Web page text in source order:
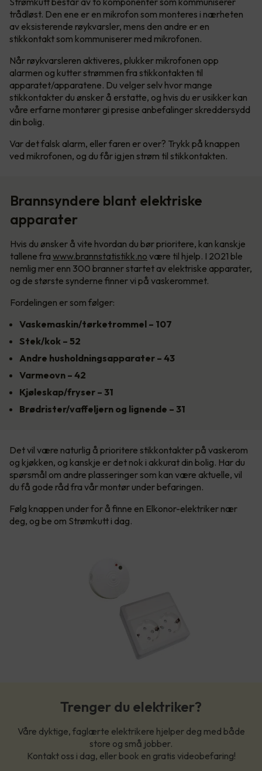
trådløst. Den ene er en mikrofon som monteres i nærheten
av eksisterende røykvarsler, mens den andre er en
stikkontakt som kommuniserer med mikrofonen.
Når røykvarsleren aktiveres, plukker mikrofonen opp
alarmen og kutter strømmen fra stikkontakten til
apparatet/apparatene. Du velger selv hvor mange
stikkontakter du ønsker å erstatte, og hvis du er usikker kan
våre erfarne montører gi presise anbefalinger skreddersydd
din bolig.
Var det falsk alarm, eller faren er over? Trykk på knappen
ved mikrofonen, og du får igjen strøm til stikkontakten.
Brannsyndere blant elektriske
apparater
Hvis du ønsker å vite hvordan du bør prioritere, kan kanskje
tallene fra www.brannstatistikk.no være til hjelp. I 2021 ble
nemlig mer enn 300 branner startet av elektriske apparater,
og de største synderne finner vi på vaskerommet.
Fordelingen er som følger:
Vaskemaskin/tørketrommel – 107
Stek/kok – 52
Andre husholdningsapparater – 43
Varmeovn – 42
Kjøleskap/fryser – 31
Brødrister/vaffeljern og lignende – 31
Det vil være naturlig å prioritere stikkontakter på vaskerom
og kjøkken, og kanskje er det nok i akkurat din bolig. Har du
spørsmål om andre plasseringer som kan være aktuelle, vil
du få gode råd fra vår montør under befaringen.
Følg knappen under for å finne en Elkonor-elektriker nær
deg, og be om Strømkutt i dag.
Trenger du elektriker?
Våre dyktige, faglærte elektrikere hjelper deg med både
store og små jobber.
Kontakt oss i dag, eller book en gratis videobefaring!